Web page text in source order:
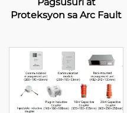
Proteksyon sa Arc Fault